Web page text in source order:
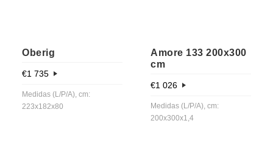
Oberig
€1 735
Medidas (L/P/A), cm:
223x182x80
Amore 133 200x300
cm
€1 026
Medidas (L/P/A), cm:
200х300х1,4